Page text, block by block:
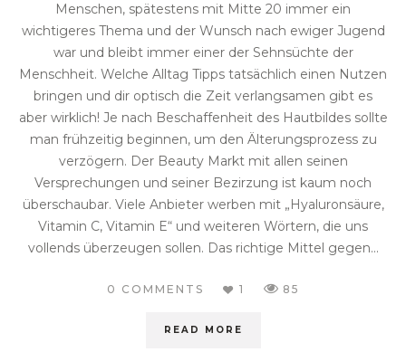
Menschen, spätestens mit Mitte 20 immer ein
wichtigeres Thema und der Wunsch nach ewiger Jugend
war und bleibt immer einer der Sehnsüchte der
Menschheit. Welche Alltag Tipps tatsächlich einen Nutzen
bringen und dir optisch die Zeit verlangsamen gibt es
aber wirklich! Je nach Beschaffenheit des Hautbildes sollte
man frühzeitig beginnen, um den Älterungsprozess zu
verzögern. Der Beauty Markt mit allen seinen
Versprechungen und seiner Bezirzung ist kaum noch
überschaubar. Viele Anbieter werben mit „Hyaluronsäure,
Vitamin C, Vitamin E“ und weiteren Wörtern, die uns
vollends überzeugen sollen. Das richtige Mittel gegen...
0 COMMENTS 1 85
READ MORE